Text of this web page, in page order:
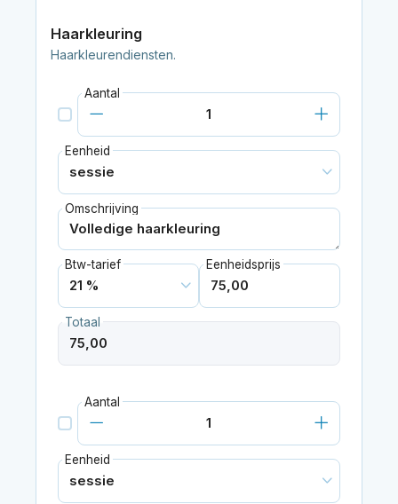
Haarkleuring
Haarkleurendiensten.
Aantal
Eenheid
Omschrijving
Btw-tarief Eenheidsprijs
Totaal
Aantal
Eenheid